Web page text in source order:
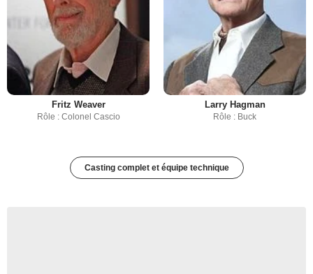
Fritz Weaver
Rôle : Colonel Cascio
Larry Hagman
Rôle : Buck
Casting complet et équipe technique